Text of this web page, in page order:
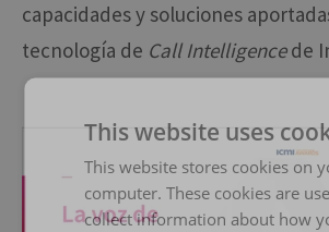
capacidades y soluciones
tecnología de Call Intelligencede
This website uses
This website stores cookies on
computer. These cookies are
collect information about how